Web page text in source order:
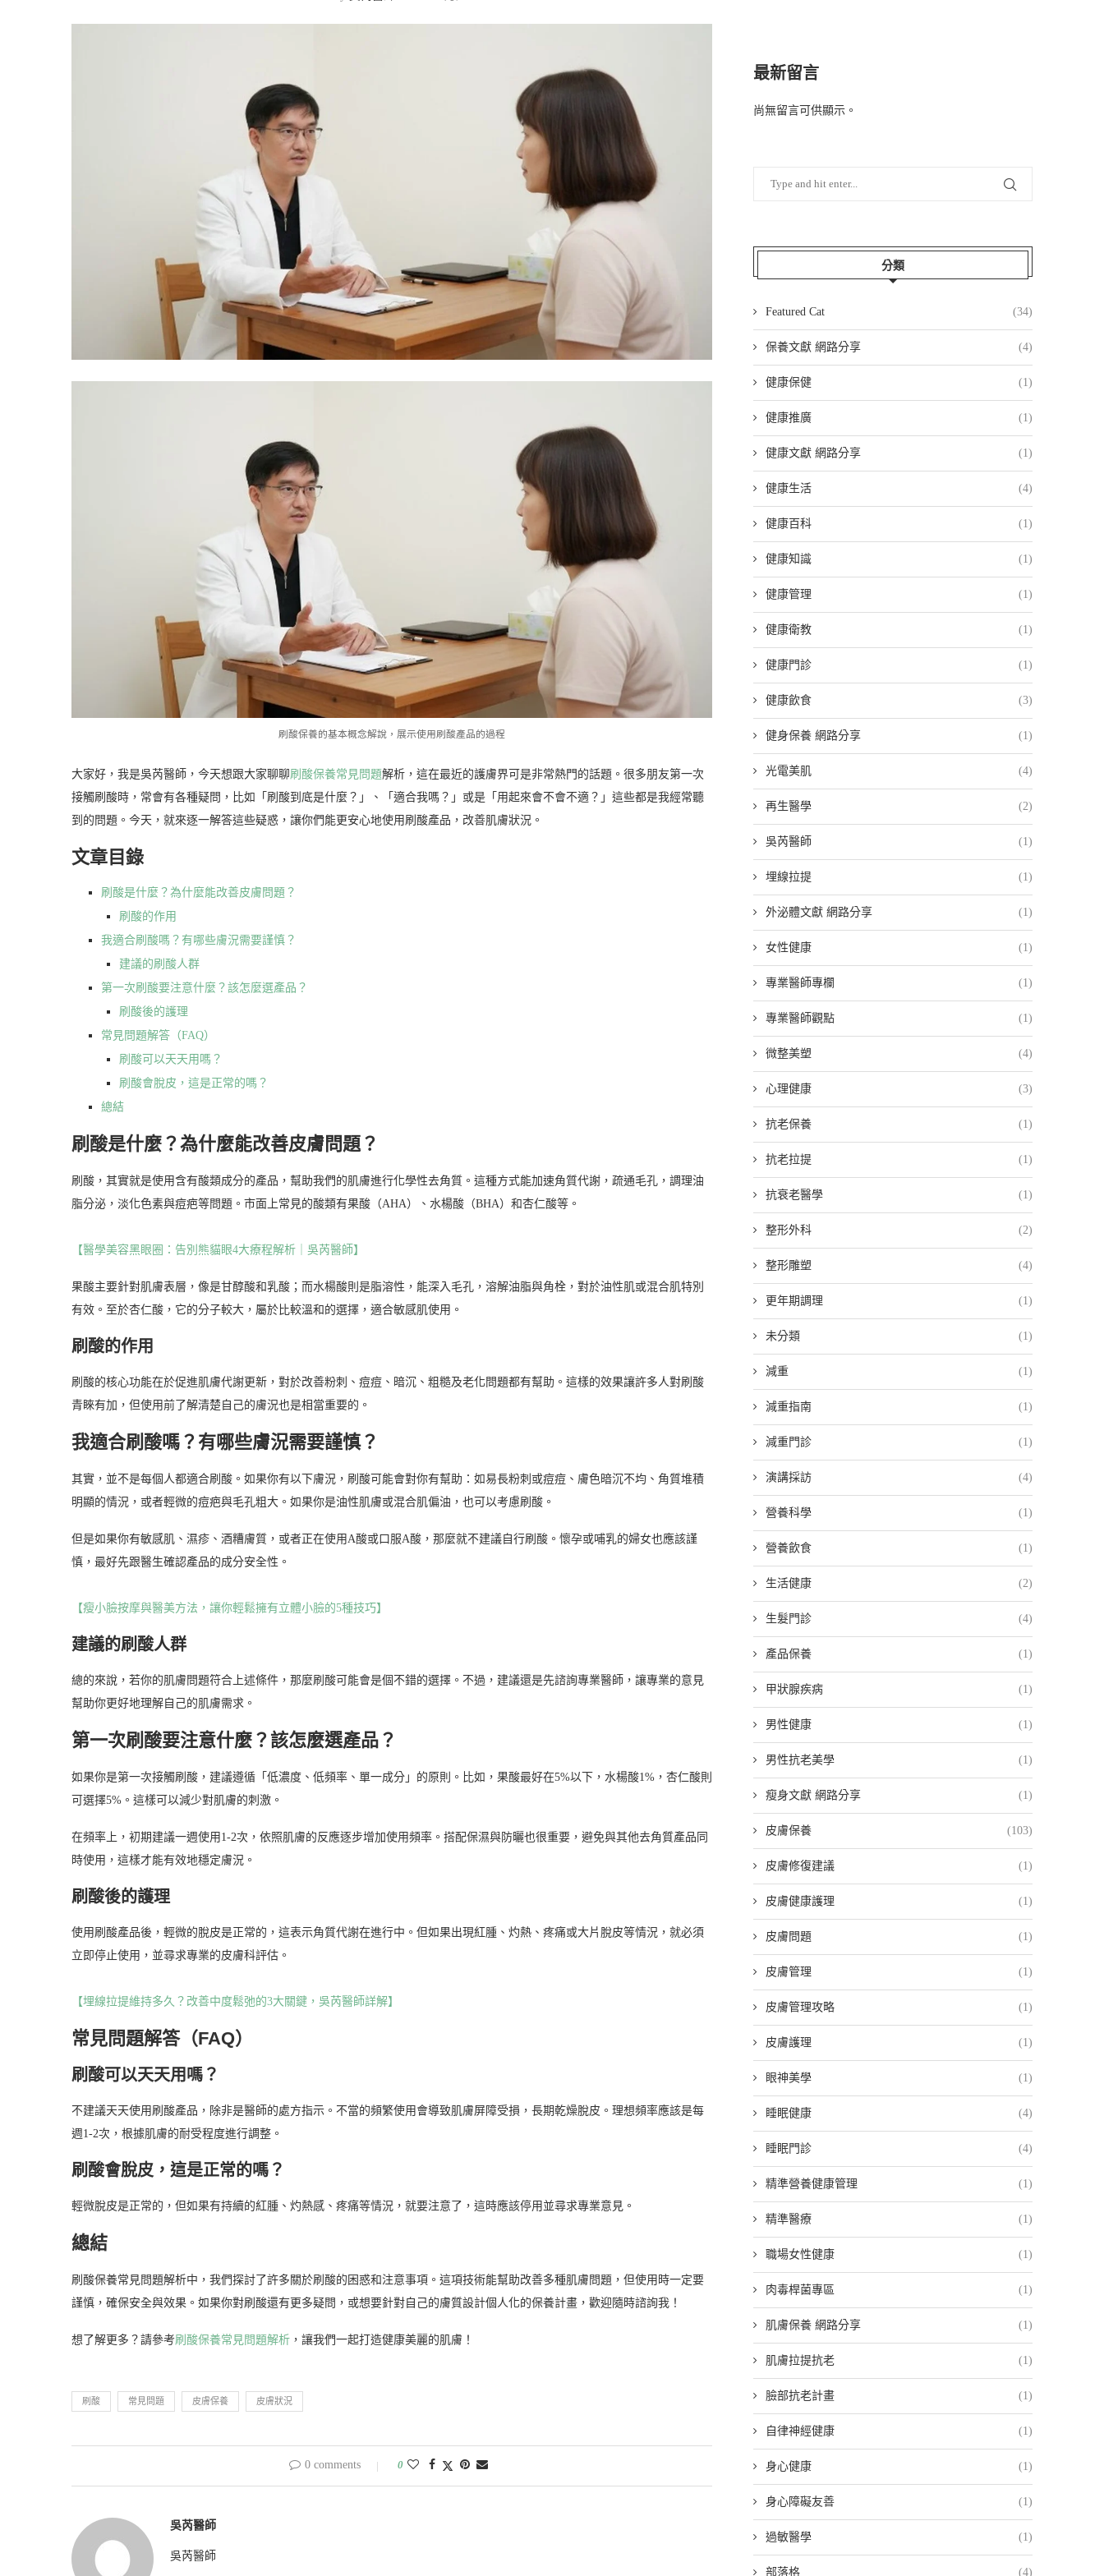
刷酸保養的基本概念解說，展示使用刷酸產品的過程
大家好，我是吳芮醫師，今天想跟大家聊聊刷酸保養常見問題解析，這在最近的護膚界可是非常熱門的話題。很多朋友第一次
接觸刷酸時，常會有各種疑問，比如「刷酸到底是什麼？」、「適合我嗎？」或是「用起來會不會不適？」這些都是我經常聽
到的問題。今天，就來逐一解答這些疑惑，讓你們能更安心地使用刷酸產品，改善肌膚狀況。
文章目錄
刷酸是什麼？為什麼能改善皮膚問題？
刷酸的作用
我適合刷酸嗎？有哪些膚況需要謹慎？
建議的刷酸人群
第一次刷酸要注意什麼？該怎麼選產品？
刷酸後的護理
常見問題解答（FAQ）
刷酸可以天天用嗎？
刷酸會脫皮，這是正常的嗎？
總結
刷酸是什麼？為什麼能改善皮膚問題？
刷酸，其實就是使用含有酸類成分的產品，幫助我們的肌膚進行化學性去角質。這種方式能加速角質代謝，疏通毛孔，調理油
脂分泌，淡化色素與痘疤等問題。市面上常見的酸類有果酸（AHA）、水楊酸（BHA）和杏仁酸等。
【醫學美容黑眼圈：告別熊貓眼4大療程解析｜吳芮醫師】
果酸主要針對肌膚表層，像是甘醇酸和乳酸；而水楊酸則是脂溶性，能深入毛孔，溶解油脂與角栓，對於油性肌或混合肌特別
有效。至於杏仁酸，它的分子較大，屬於比較溫和的選擇，適合敏感肌使用。
刷酸的作用
刷酸的核心功能在於促進肌膚代謝更新，對於改善粉刺、痘痘、暗沉、粗糙及老化問題都有幫助。這樣的效果讓許多人對刷酸
青睞有加，但使用前了解清楚自己的膚況也是相當重要的。
我適合刷酸嗎？有哪些膚況需要謹慎？
其實，並不是每個人都適合刷酸。如果你有以下膚況，刷酸可能會對你有幫助：如易長粉刺或痘痘、膚色暗沉不均、角質堆積
明顯的情況，或者輕微的痘疤與毛孔粗大。如果你是油性肌膚或混合肌偏油，也可以考慮刷酸。
但是如果你有敏感肌、濕疹、酒糟膚質，或者正在使用A酸或口服A酸，那麼就不建議自行刷酸。懷孕或哺乳的婦女也應該謹
慎，最好先跟醫生確認產品的成分安全性。
【瘦小臉按摩與醫美方法，讓你輕鬆擁有立體小臉的5種技巧】
建議的刷酸人群
總的來說，若你的肌膚問題符合上述條件，那麼刷酸可能會是個不錯的選擇。不過，建議還是先諮詢專業醫師，讓專業的意見
幫助你更好地理解自己的肌膚需求。
第一次刷酸要注意什麼？該怎麼選產品？
如果你是第一次接觸刷酸，建議遵循「低濃度、低頻率、單一成分」的原則。比如，果酸最好在5%以下，水楊酸1%，杏仁酸則
可選擇5%。這樣可以減少對肌膚的刺激。
在頻率上，初期建議一週使用1-2次，依照肌膚的反應逐步增加使用頻率。搭配保濕與防曬也很重要，避免與其他去角質產品同
時使用，這樣才能有效地穩定膚況。
刷酸後的護理
使用刷酸產品後，輕微的脫皮是正常的，這表示角質代謝在進行中。但如果出現紅腫、灼熱、疼痛或大片脫皮等情況，就必須
立即停止使用，並尋求專業的皮膚科評估。
【埋線拉提維持多久？改善中度鬆弛的3大關鍵，吳芮醫師詳解】
常見問題解答（FAQ）
刷酸可以天天用嗎？
不建議天天使用刷酸產品，除非是醫師的處方指示。不當的頻繁使用會導致肌膚屏障受損，長期乾燥脫皮。理想頻率應該是每
週1-2次，根據肌膚的耐受程度進行調整。
刷酸會脫皮，這是正常的嗎？
輕微脫皮是正常的，但如果有持續的紅腫、灼熱感、疼痛等情況，就要注意了，這時應該停用並尋求專業意見。
總結
刷酸保養常見問題解析中，我們探討了許多關於刷酸的困惑和注意事項。這項技術能幫助改善多種肌膚問題，但使用時一定要
謹慎，確保安全與效果。如果你對刷酸還有更多疑問，或想要針對自己的膚質設計個人化的保養計畫，歡迎隨時諮詢我！
想了解更多？請參考刷酸保養常見問題解析 ，讓我們一起打造健康美麗的肌膚！
刷酸 常見問題 皮膚保養 皮膚狀況
0 comments 0
吳芮醫師
吳芮醫師
最新留言
尚無留言可供顯示。
分類
Featured Cat (34)
保養文獻 網路分享 (4)
健康保健 (1)
健康推廣 (1)
健康文獻 網路分享 (1)
健康生活 (4)
健康百科 (1)
健康知識 (1)
健康管理 (1)
健康衛教 (1)
健康門診 (1)
健康飲食 (3)
健身保養 網路分享 (1)
光電美肌 (4)
再生醫學 (2)
吳芮醫師 (1)
埋線拉提 (1)
外泌體文獻 網路分享 (1)
女性健康 (1)
專業醫師專欄 (1)
專業醫師觀點 (1)
微整美塑 (4)
心理健康 (3)
抗老保養 (1)
抗老拉提 (1)
抗衰老醫學 (1)
整形外科 (2)
整形雕塑 (4)
更年期調理 (1)
未分類 (1)
減重 (1)
減重指南 (1)
減重門診 (1)
演講採訪 (4)
營養科學 (1)
營養飲食 (1)
生活健康 (2)
生髮門診 (4)
產品保養 (1)
甲狀腺疾病 (1)
男性健康 (1)
男性抗老美學 (1)
瘦身文獻 網路分享 (1)
皮膚保養 (103)
皮膚修復建議 (1)
皮膚健康護理 (1)
皮膚問題 (1)
皮膚管理 (1)
皮膚管理攻略 (1)
皮膚護理 (1)
眼神美學 (1)
睡眠健康 (4)
睡眠門診 (4)
精準營養健康管理 (1)
精準醫療 (1)
職場女性健康 (1)
肉毒桿菌專區 (1)
肌膚保養 網路分享 (1)
肌膚拉提抗老 (1)
臉部抗老計畫 (1)
自律神經健康 (1)
身心健康 (1)
身心障礙友善 (1)
過敏醫學 (1)
部落格 (4)